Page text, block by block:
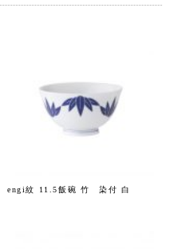
engi紋 11.5飯碗 竹 染付 白